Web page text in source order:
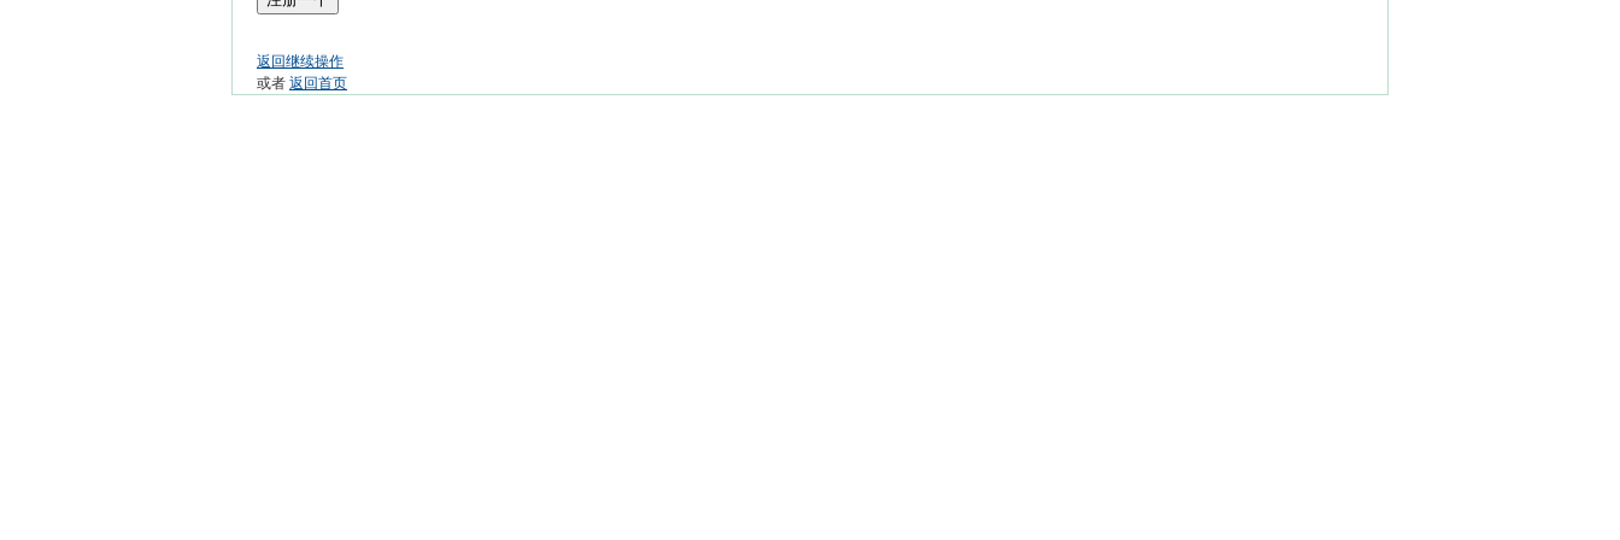
返回继续操作
或者 返回首页